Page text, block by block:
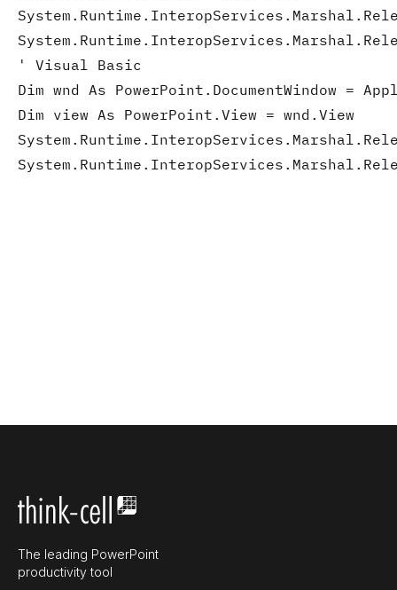
' Visual Basic
Dim wnd As PowerPoint.DocumentWindow =
Dim view As PowerPoint.View = wnd.View
The leading PowerPoint
productivity tool